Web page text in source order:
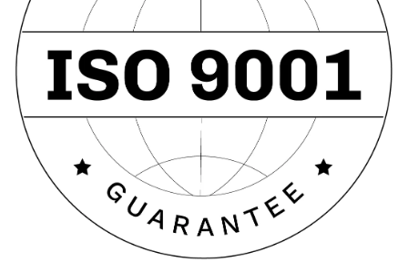
Zlepšuje Zážitek Z Jídla,
Protože Indikátorová Světla
Na Obou Stranách Vozidla
Se Rozsvěcují Podle Směru
Vyzvednutí Jídla Zákazníka,
Což Poskytuje Pohodlnější
Zážitek Z Jídla Při Doručení.